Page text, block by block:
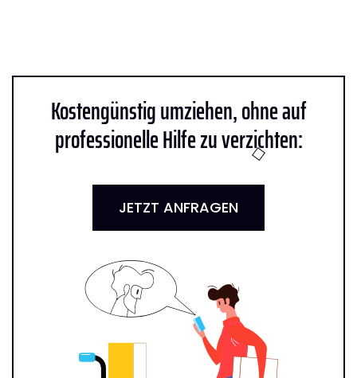
Kostengünstig umziehen, ohne auf
professionelle Hilfe zu verzichten:
JETZT ANFRAGEN